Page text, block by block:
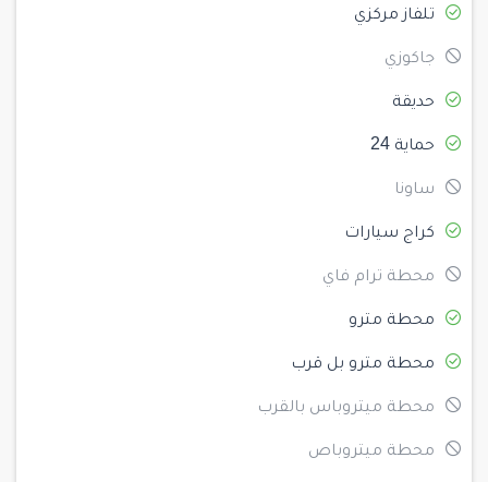
تلفاز مركزي
جاكوزي
حديقة
حماية 24
ساونا
كراج سيارات
محطة ترام فاي
محطة مترو
محطة مترو بل قرب
محطة ميتروباس بالقرب
محطة ميتروباص